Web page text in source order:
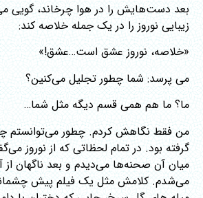
بعد دست‌هایش را در هوا چرخاند، گویی
زیبایی نوروز را در یک جمله خلاصه کند:
«خلاصه، نوروز عشق است…عشق!»
می پرسد: شما چطور تجلیل می‌کنین؟
ما؟ ما هم همی قسم دیگه مثل شما…
من فقط نگاهش کردم. چطور می‌توانستم
گرفته بود. در تمام لحظاتی که از نوروز
میان آن صحنه‌ها می‌دیدم و بعد ناگهان از
می‌شدم. کلامش مثل یک فیلم پیش